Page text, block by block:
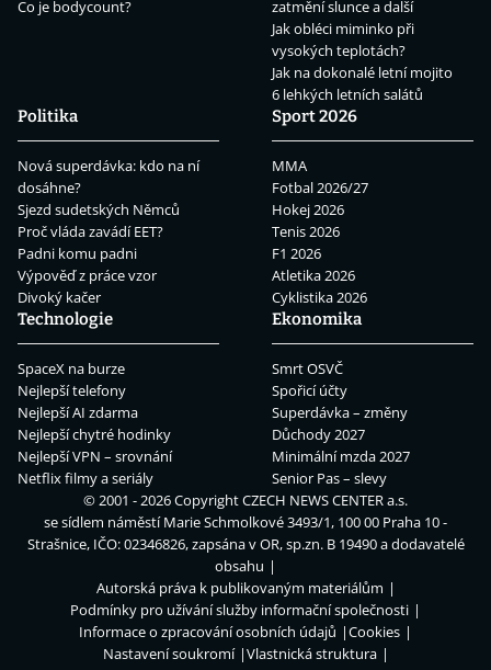
Co je bodycount?
zatmění slunce a další
Jak obléci miminko při
vysokých teplotách?
Jak na dokonalé letní mojito
6 lehkých letních salátů
Politika
Nová superdávka: kdo na ní
dosáhne?
Sjezd sudetských Němců
Proč vláda zavádí EET?
Padni komu padni
Výpověď z práce vzor
Divoký kačer
Sport 2026
MMA
Fotbal 2026/27
Hokej 2026
Tenis 2026
F1 2026
Atletika 2026
Cyklistika 2026
Technologie
SpaceX na burze
Nejlepší telefony
Nejlepší AI zdarma
Nejlepší chytré hodinky
Nejlepší VPN – srovnání
Netflix filmy a seriály
Ekonomika
Smrt OSVČ
Spořicí účty
Superdávka – změny
Důchody 2027
Minimální mzda 2027
Senior Pas – slevy
© 2001 - 2026 CopyrightCZECH NEWS CENTER a.s.
se sídlem náměstí Marie Schmolkové 3493/1, 100 00 Praha 10 -
Strašnice, IČO: 02346826, zapsána v OR, sp.zn. B 19490 a dodavatelé
obsahu
Autorská práva k publikovaným materiálům
Podmínky pro užívání služby informační společnosti
Informace o zpracování osobních údajů
Cookies
Nastavení soukromí
Vlastnická struktura